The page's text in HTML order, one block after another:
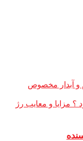
و آبدار مخصوص
؟ مزایا و معایب رژ